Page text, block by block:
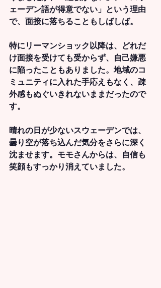
ェーデン語が得意でない」という理由
で、面接に落ちることもしばしば。
特にリーマンショック以降は、どれだ
け面接を受けても受からず、自己嫌悪
に陥ったこともありました。地域のコ
ミュニティに入れた手応えもなく、疎
外感もぬぐいきれないままだったので
す。
晴れの日が少ないスウェーデンでは、
曇り空が落ち込んだ気分をさらに深く
沈ませます。モモさんからは、自信も
笑顔もすっかり消えていました。